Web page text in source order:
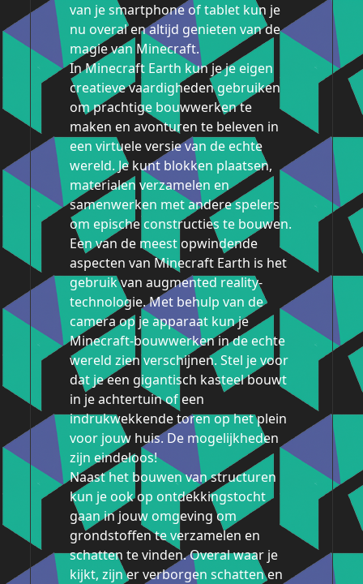
van je smartphone of tablet kun je
nu overal en altijd genieten van de
magie van Minecraft.
In Minecraft Earth kun je je eigen
creatieve vaardigheden gebruiken
om prachtige bouwwerken te
maken en avonturen te beleven in
een virtuele versie van de echte
wereld. Je kunt blokken plaatsen,
materialen verzamelen en
samenwerken met andere spelers
om epische constructies te bouwen.
Een van de meest opwindende
aspecten van Minecraft Earth is het
gebruik van augmented reality-
technologie. Met behulp van de
camera op je apparaat kun je
Minecraft-bouwwerken in de echte
wereld zien verschijnen. Stel je voor
dat je een gigantisch kasteel bouwt
in je achtertuin of een
indrukwekkende toren op het plein
voor jouw huis. De mogelijkheden
zijn eindeloos!
Naast het bouwen van structuren
kun je ook op ontdekkingstocht
gaan in jouw omgeving om
grondstoffen te verzamelen en
schatten te vinden. Overal waar je
kijkt, zijn er verborgen schatten en